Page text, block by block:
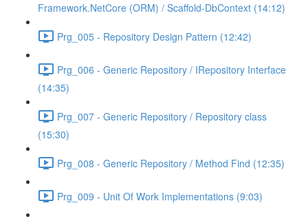
Framework.NetCore (ORM) / Scaffold-DbContext (14:12)
Prg_005 - Repository Design Pattern (12:42)
Prg_006 - Generic Repository / IRepository Interface
(14:35)
Prg_007 - Generic Repository / Repository class
(15:30)
Prg_008 - Generic Repository / Method Find (12:35)
Prg_009 - Unit Of Work Implementations (9:03)